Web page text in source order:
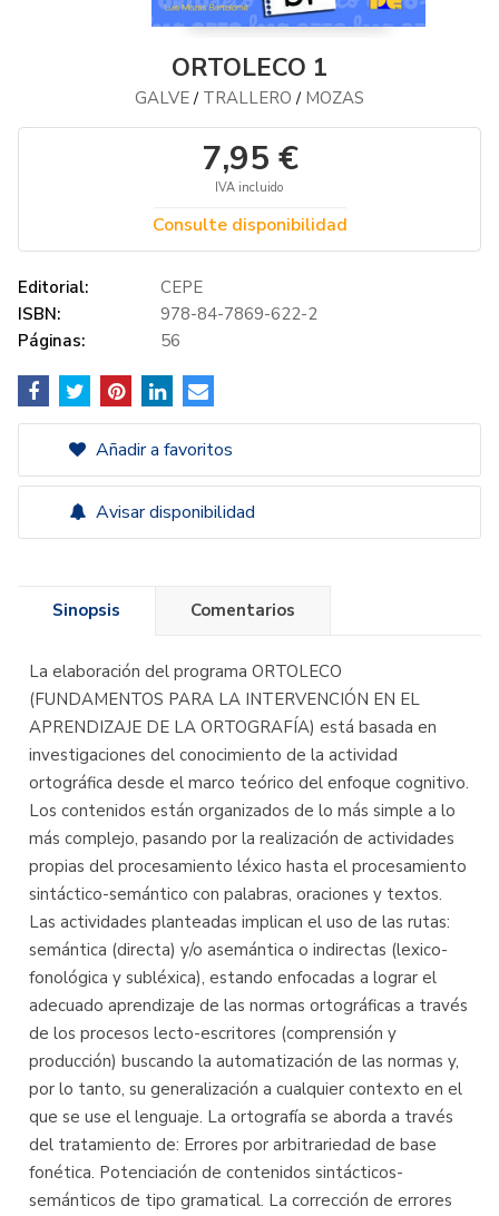
ORTOLECO 1
GALVE/ TRALLERO / MOZAS
7,95 €
IVA incluido
Consulte disponibilidad
Editorial:
CEPE
ISBN:
978-84-7869-622-2
Páginas:
56
Añadir a favoritos
Avisar disponibilidad
Sinopsis Comentarios
La elaboración del programa ORTOLECO
(FUNDAMENTOS PARA LA INTERVENCIÓN EN EL
APRENDIZAJE DE LA ORTOGRAFÍA) está basada en
investigaciones del conocimiento de la actividad
ortográfica desde el marco teórico del enfoque cognitivo.
Los contenidos están organizados de lo más simple a lo
más complejo, pasando por la realización de actividades
propias del procesamiento léxico hasta el procesamiento
sintáctico-semántico con palabras, oraciones y textos.
Las actividades planteadas implican el uso de las rutas:
semántica (directa) y/o asemántica o indirectas (lexico-
fonológica y subléxica), estando enfocadas a lograr el
adecuado aprendizaje de las normas ortográficas a través
de los procesos lecto-escritores (comprensión y
producción) buscando la automatización de las normas y,
por lo tanto, su generalización a cualquier contexto en el
que se use el lenguaje. La ortografía se aborda a través
del tratamiento de: Errores por arbitrariedad de base
fonética. Potenciación de contenidos sintácticos-
semánticos de tipo gramatical. La corrección de errores